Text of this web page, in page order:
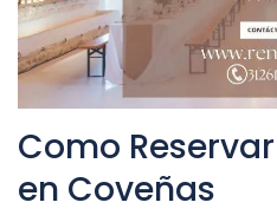
Como
en Coveñas